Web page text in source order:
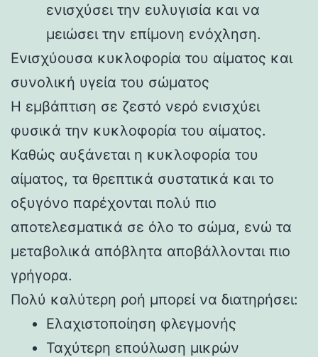
ενισχύσει την ευλυγισία και να
μειώσει την επίμονη ενόχληση.
Ενισχύουσα κυκλοφορία του αίματος και
συνολική υγεία του σώματος
Η εμβάπτιση σε ζεστό νερό ενισχύει
φυσικά την κυκλοφορία του αίματος.
Καθώς αυξάνεται η κυκλοφορία του
αίματος, τα θρεπτικά συστατικά και το
οξυγόνο παρέχονται πολύ πιο
αποτελεσματικά σε όλο το σώμα, ενώ τα
μεταβολικά απόβλητα αποβάλλονται πιο
γρήγορα.
Πολύ καλύτερη ροή μπορεί να διατηρήσει:
Ελαχιστοποίηση φλεγμονής
Ταχύτερη επούλωση μικρών